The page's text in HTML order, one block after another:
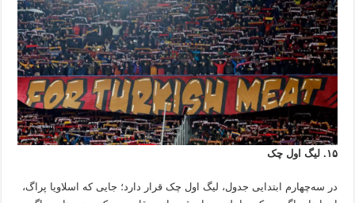
۱۵. لیگ اول چک
در سه‌چهارم ابتدایی جدول، لیگ اول چک قرار دارد؛ جایی که اسلاویا پراگ،